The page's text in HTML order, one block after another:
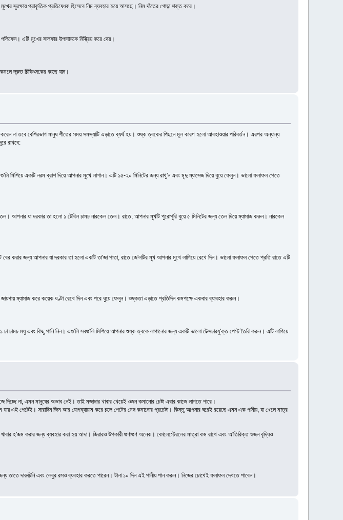
মুখের সুরক্ষায় প্রাকৃতিক প্রতিষেধক হিসেবে নিম ব্যবহার হয়ে আসছে। নিম দাঁতের গোড়া শক্ত করে।
এটি মুখের সালফার উপাদানকে নিষ্ক্রিয় করে দেয়।
দ্রুত চিকিৎসকের কাছে যান।
না তবে বেশিরভাগ মানুষ শীতের সময় সমস্যাটি এড়াতে ব্যর্থ হয়। শুষ্ক ত্বকের পিছনে মূল কারণ হলো আবহাওয়ার পরিবর্তন। এরপর অন্যান্য
রাখবে:
মিশিয়ে একটি নরম ব্রাশ দিয়ে আপনার মুখে লাগান। এটি ১৫-২০ মিনিটের জন্য রাখু'ন এবং মৃদু ম্যাসেজ দিয়ে ধুয়ে ফেলুন। ভালো ফলাফল পেতে
আপনার যা দরকার তা হলো ১ টেবিল চামচ নারকেল তেল। রাতে, আপনার মুখটি পুরোপুরি ধুয়ে ৫ মিনিটের জন্য তেল দিয়ে ম্যাসাজ করুন। নারকেল
জন্য আপনার যা দরকার তা হলো একটি তা'জা পাতা, রাতে জে'লটির মুখ আপনার মুখে লাগিয়ে রেখে দিন। ভালো ফলাফল পেতে প্রতি রাতে এটি
ম্যাসাজ করে কয়েক ঘণ্টা রেখে দিন এবং পরে ধুয়ে ফেলুন। শুষ্কতা এড়াতে প্রতিদিন কমপক্ষে একবার ব্যাবহার করুন।
চামচ মধু এবং কিছু পানি নিন। এগু'লি সবগু'লি মিশিয়ে আপনার শুষ্ক ত্বকে লাগানোর জন্য একটি ভালো টেক্সচারযু'ক্ত পেস্ট তৈরি করুন। এটি লাগিয়ে
না, এমন মানুষের অভাব নেই। তাই মজাদার খাবার খেয়েই ওজন কমানোর চেষ্টা এবার কাজে লাগতে পারে।
এই পেটেই। সারাদিন জিম আর যোগব্যায়াম করে চলে পেটের মেদ কমানোর প্রচেষ্টা। কিন্তু আপনার ঘরেই রয়েছে এমন এক পানীয়, যা খেলে মাত্র
হ'জম করার জন্য ব্যবহার করা হয় আদা। জিরারও উপকারী গুণাগুণ অনেক। কোলেস্টেরলের মাত্রা কম রাখে এবং অ'তিরিক্ত ওজন বৃদ্ধিও
দারুচিনি এবং লেবুর রসও ব্যবহার করতে পারেন। টানা ১০ দিন এই পানীয় পান করুন। নিজের চোখেই ফলাফল দেখতে পাবেন।